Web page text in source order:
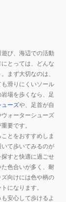
び、海辺での活動
とっては、どんな
まず大切なのは、
滑りにくいソール
場を歩くなら、足
ューズや、足首が自
ォーターシューズ
要です。
とをおすすめしま
て歩いてみるのが
すと快適に過ごせ
色合いが多く、耐
向けには色や柄の
になります。
安心して歩けるよ